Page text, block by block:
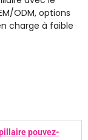
ODM, options
charge à faible
pouvez-